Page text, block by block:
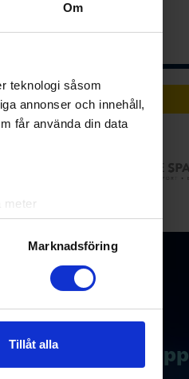
Om
teknologi såsom
annonser och innehåll,
får använda din data
. Du kan ändra
från din enhet
informationen
Marknadsföring
Tillåt alla
Partners
Ladda ner vår app